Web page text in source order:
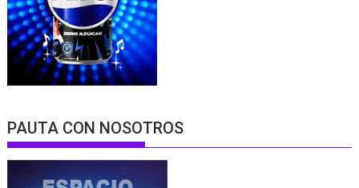
PAUTA CON NOSOTROS